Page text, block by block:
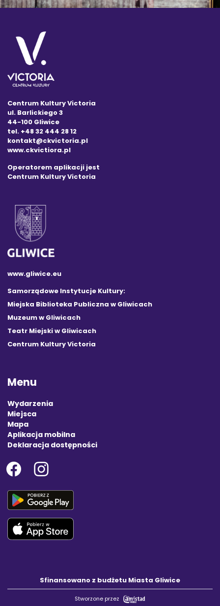
Centrum Kultury Victoria
ul. Barlickiego 3
44-100 Gliwice
tel. +48 32 444 28 12
kontakt@ckvictoria.pl
www.ckvictiora.pl
Operatorem aplikacji jest
Centrum Kultury Victoria
www.gliwice.eu
Samorządowe Instytucje Kultury:
Miejska Biblioteka Publiczna w Gliwicach
Muzeum w Gliwicach
Teatr Miejski w Gliwicach
Centrum Kultury Victoria
Menu
Wydarzenia
Miejsca
Mapa
Aplikacja mobilna
Deklaracja dostępności
Sfinansowano z budżetu Miasta Gliwice
Stworzone przez